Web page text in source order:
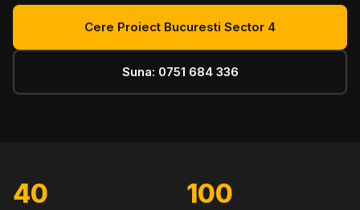
Cere Proiect Bucuresti Sector 4
Suna: 0751 684 336
40 100